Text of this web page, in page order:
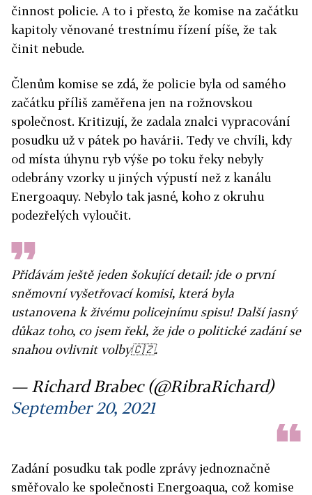
činnost policie. A to i přesto, že komise na začátku
kapitoly věnované trestnímu řízení píše, že tak
činit nebude.
Členům komise se zdá, že policie byla od samého
začátku příliš zaměřena jen na rožnovskou
společnost. Kritizují, že zadala znalci vypracování
posudku už v pátek po havárii. Tedy ve chvíli, kdy
od místa úhynu ryb výše po toku řeky nebyly
odebrány vzorky u jiných výpustí než z kanálu
Energoaquy. Nebylo tak jasné, koho z okruhu
podezřelých vyloučit.
Přidávám ještě jeden šokující detail: jde o první
sněmovní vyšetřovací komisi, která byla
ustanovena k živému policejnímu spisu! Další jasný
důkaz toho, co jsem řekl, že jde o politické zadání se
snahou ovlivnit volby🇨🇿.
— Richard Brabec (@RibraRichard)
September 20, 2021
Zadání posudku tak podle zprávy jednoznačně
směřovalo ke společnosti Energoaqua, což komise